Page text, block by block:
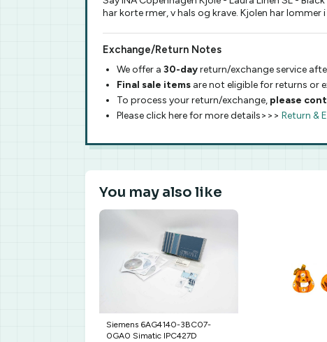
har korte rmer, v hals og krave. Kjolen har
Exchange/Return Notes
We offer a 30-dayreturn/exchange service
Final sale items are not eligible for returns or
To process your return/exchange, please
Please click here for more details>>> Return &
You may also like
Siemens 6AG4140-3BC07-
0GA0 Simatic IPC427D